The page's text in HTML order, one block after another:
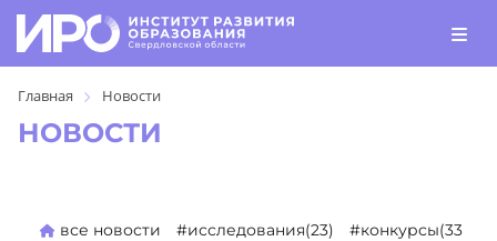
Главная Новости
НОВОСТИ
все новости #исследования(23) #конкурсы(330)